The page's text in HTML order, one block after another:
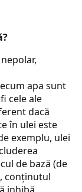
apa sunt
cele ale
dacă
în ulei este
exemplu, ulei
de bază (de
conținutul